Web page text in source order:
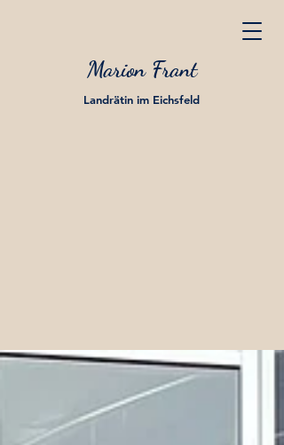
Marion Frant
Landrätin im Eichsfeld